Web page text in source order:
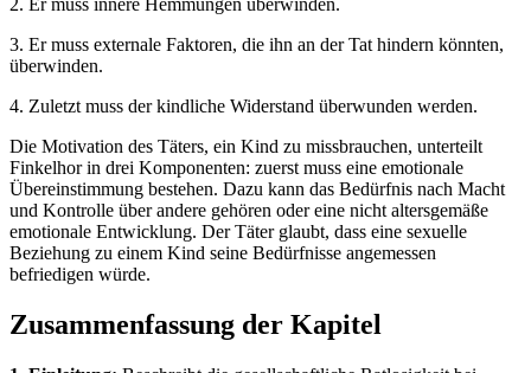
2. Er muss innere Hemmungen überwinden.
3. Er muss externale Faktoren, die ihn an der Tat hindern könnten,
überwinden.
4. Zuletzt muss der kindliche Widerstand überwunden werden.
Die Motivation des Täters, ein Kind zu missbrauchen, unterteilt
Finkelhor in drei Komponenten: zuerst muss eine emotionale
Übereinstimmung bestehen. Dazu kann das Bedürfnis nach Macht
und Kontrolle über andere gehören oder eine nicht altersgemäße
emotionale Entwicklung. Der Täter glaubt, dass eine sexuelle
Beziehung zu einem Kind seine Bedürfnisse angemessen
befriedigen würde.
Zusammenfassung der Kapitel